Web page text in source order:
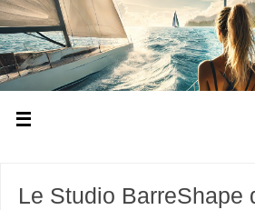
Le Studio BarreShape